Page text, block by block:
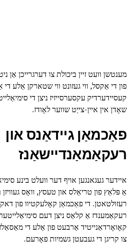
מענטשן וועט זיין ביכולת צו דערגרייכן אַן
פון די אַקסל, ווי געזונט ווי שטארקן אַלע
קעסיידערדיק עקסערסייזיז ניצן די
שאָדן אין איין-צייַט שווער לאָודז.
פאַכמאַן גיידאַנס און
רעקאַמאַנדיישאַנז
איידער געגאנגען אויף דער וועלט בינע
רעזולטאטן. די פאַכמאַן קאָלעקטיוו פון
רעקאַמענדז אַ קלאַס ניצן דעם סימיאַלייטער
קאָואָרדאַנייטיד אַרבעט פון אַלע די מאַסאַלז
צו קריגן די געבעטן גשמיות פאָרעם.